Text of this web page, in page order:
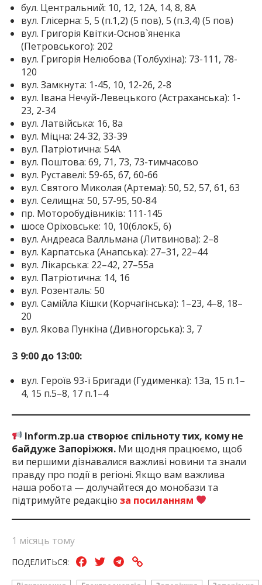
бул. Центральний: 10, 12, 12А, 14, 8, 8А
вул. Глісерна: 5, 5 (п.1,2) (5 пов), 5 (п.3,4) (5 пов)
вул. Григорія Квітки-Основ`яненка
(Петровського): 202
вул. Григорія Нелюбова (Толбухіна): 73-111, 78-
120
вул. Замкнута: 1-45, 10, 12-26, 2-8
вул. Івана Нечуй-Левецького (Астраханська): 1-
23, 2-34
вул. Латвійська: 16, 8а
вул. Міцна: 24-32, 33-39
вул. Патріотична: 54А
вул. Поштова: 69, 71, 73, 73-тимчасово
вул. Руставелі: 59-65, 67, 60-66
вул. Святого Миколая (Артема): 50, 52, 57, 61, 63
вул. Селищна: 50, 57-95, 50-84
пр. Моторобудівників: 111-145
шосе Оріховське: 10, 10(блок5, 6)
вул. Андреаса Валльмана (Литвинова): 2–8
вул. Карпатська (Анапська): 27–31, 22–44
вул. Лікарська: 22–42, 27–55а
вул. Патріотична: 14, 16
вул. Розенталь: 50
вул. Самійла Кішки (Корчагінська): 1–23, 4–8, 18–
20
вул. Якова Пункіна (Дивногорська): 3, 7
З 9:00 до 13:00:
вул. Героїв 93-ї Бригади (Гудименка): 13а, 15 п.1–
4, 15 п.5–8, 17 п.1–4
Inform.zp.ua створює спільноту тих, кому не
байдуже Запоріжжя. Ми щодня працюємо, щоб
ви першими дізнавалися важливі новини та знали
правду про події в регіоні. Якщо вам важлива
наша робота — долучайтеся до монобази та
підтримуйте редакцію за посиланням
1 місяць тому
ПОДЕЛИТЬСЯ: